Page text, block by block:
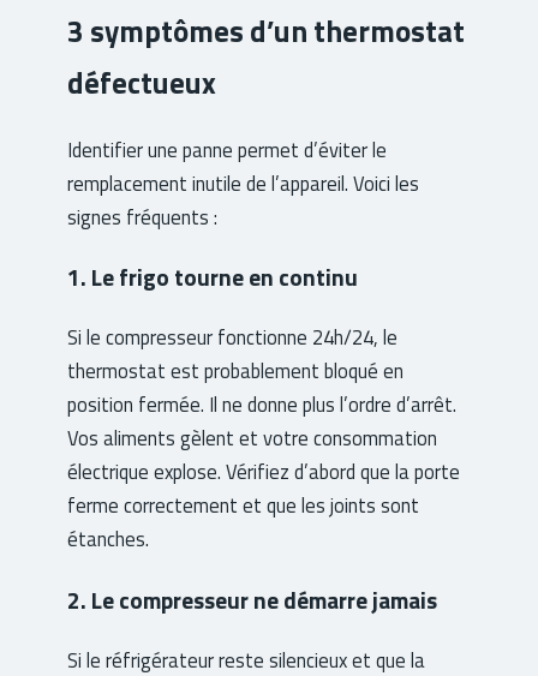
3 symptômes d’un thermostat
défectueux
Identifier une panne permet d’éviter le
remplacement inutile de l’appareil. Voici les
signes fréquents :
1. Le frigo tourne en continu
Si le compresseur fonctionne 24h/24, le
thermostat est probablement bloqué en
position fermée. Il ne donne plus l’ordre d’arrêt.
Vos aliments gèlent et votre consommation
électrique explose. Vérifiez d’abord que la porte
ferme correctement et que les joints sont
étanches.
2. Le compresseur ne démarre jamais
Si le réfrigérateur reste silencieux et que la